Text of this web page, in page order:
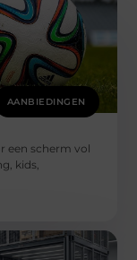
AANBIEDINGEN
een scherm vol
kids,